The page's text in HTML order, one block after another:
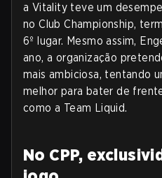
a Vitality teve um
no Club Championship,
6º lugar. Mesmo assim,
ano, a organização
mais ambiciosa, tentando
melhor para bater de
como a Team Liquid.
No CPP,